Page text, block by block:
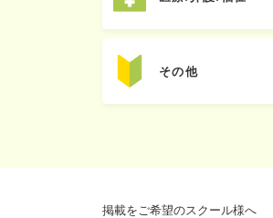
その他
掲載をご希望のスクール様へ